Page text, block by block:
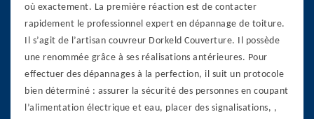
où exactement. La première réaction est de contacter
rapidement le professionnel expert en dépannage de toiture.
Il s’agit de l’artisan couvreur Dorkeld Couverture. Il possède
une renommée grâce à ses réalisations antérieures. Pour
effectuer des dépannages à la perfection, il suit un protocole
bien déterminé : assurer la sécurité des personnes en coupant
l’alimentation électrique et eau, placer des signalisations, ,